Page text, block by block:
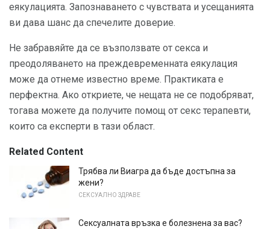
еякулацията. Запознаването с чувствата и усещанията
ви дава шанс да спечелите доверие.
Не забравяйте да се възползвате от секса и
преодоляването на преждевременната еякулация
може да отнеме известно време. Практиката е
перфектна. Ако откриете, че нещата не се подобряват,
тогава можете да получите помощ от секс терапевти,
които са експерти в тази област.
Related Content
Трябва ли Виагра да бъде достъпна за
жени?
СЕКСУАЛНО ЗДРАВЕ
Сексуалната връзка е болезнена за вас?